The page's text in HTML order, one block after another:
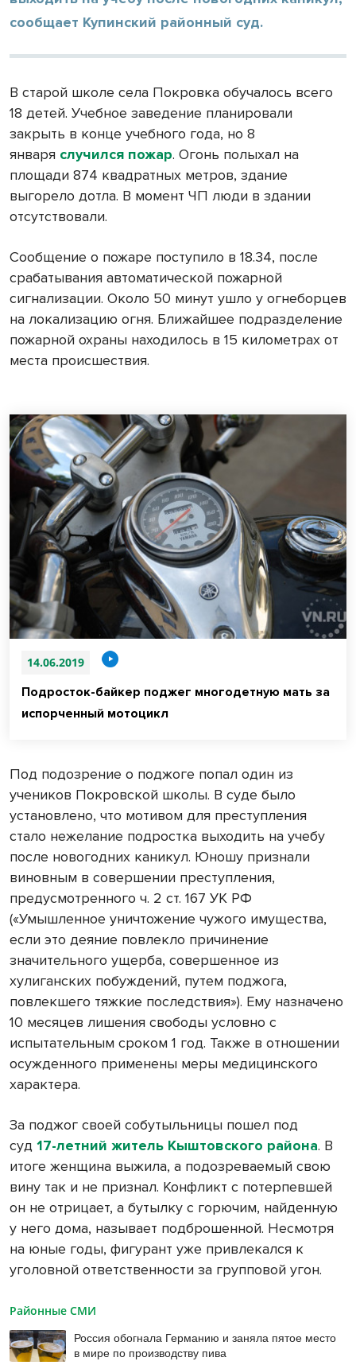
сообщает Купинский районный суд.
В старой школе села Покровка обучалось всего
18 детей. Учебное заведение планировали
закрыть в конце учебного года, но 8
января случился пожар. Огонь полыхал на
площади 874 квадратных метров, здание
выгорело дотла. В момент ЧП люди в здании
отсутствовали.
Сообщение о пожаре поступило в 18.34, после
срабатывания автоматической пожарной
сигнализации. Около 50 минут ушло у огнеборцев
на локализацию огня. Ближайшее подразделение
пожарной охраны находилось в 15 километрах от
места происшествия.
14.06.2019
Подросток-байкер поджег многодетную мать за
испорченный мотоцикл
Под подозрение о поджоге попал один из
учеников Покровской школы. В суде было
установлено, что мотивом для преступления
стало нежелание подростка выходить на учебу
после новогодних каникул. Юношу признали
виновным в совершении преступления,
предусмотренного ч. 2 ст. 167 УК РФ
(«Умышленное уничтожение чужого имущества,
если это деяние повлекло причинение
значительного ущерба, совершенное из
хулиганских побуждений, путем поджога,
повлекшего тяжкие последствия»). Ему назначено
10 месяцев лишения свободы условно с
испытательным сроком 1 год. Также в отношении
осужденного применены меры медицинского
характера.
За поджог своей собутыльницы пошел под
суд 17-летний житель Кыштовского района. В
итоге женщина выжила, а подозреваемый свою
вину так и не признал. Конфликт с потерпевшей
он не отрицает, а бутылку с горючим, найденную
у него дома, называет подброшенной. Несмотря
на юные годы, фигурант уже привлекался к
уголовной ответственности за групповой угон.
Районные СМИ
Россия обогнала Германию и заняла пятое место
в мире по производству пива